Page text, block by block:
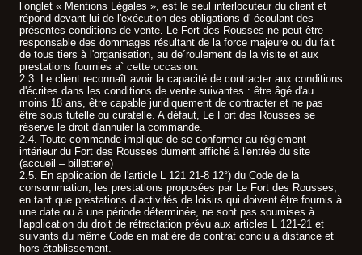
l’onglet « Mentions Légales », est le seul interlocuteur du client et
répond devant lui de l'exécution des obligations d' écoulant des
présentes conditions de vente. Le Fort des Rousses ne peut être
responsable des dommages résultant de la force majeure ou du fait
de tous tiers à l'organisation, au de´roulement de la visite et aux
prestations fournies a` cette occasion.
2.3. Le client reconnaît avoir la capacité de contracter aux conditions
d'écrites dans les conditions de vente suivantes : être âgé d'au
moins 18 ans, être capable juridiquement de contracter et ne pas
être sous tutelle ou curatelle. A défaut, Le Fort des Rousses se
réserve le droit d'annuler la commande.
2.4. Toute commande implique de se conformer au règlement
intérieur du Fort des Rousses dument affiché à l'entrée du site
(accueil – billetterie)
2.5. En application de l'article L 121 21-8 12°) du Code de la
consommation, les prestations proposées par Le Fort des Rousses,
en tant que prestations d’activités de loisirs qui doivent être fournis à
une date ou à une période déterminée, ne sont pas soumises à
l'application du droit de rétractation prévu aux articles L 121-21 et
suivants du même Code en matière de contrat conclu à distance et
hors établissement.